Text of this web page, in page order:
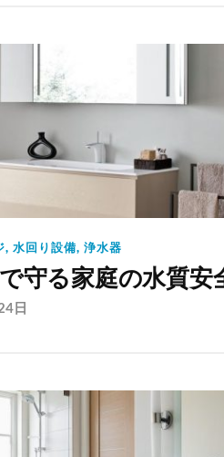
, 水回り設備, 浄水器
守る家庭の水質安
日